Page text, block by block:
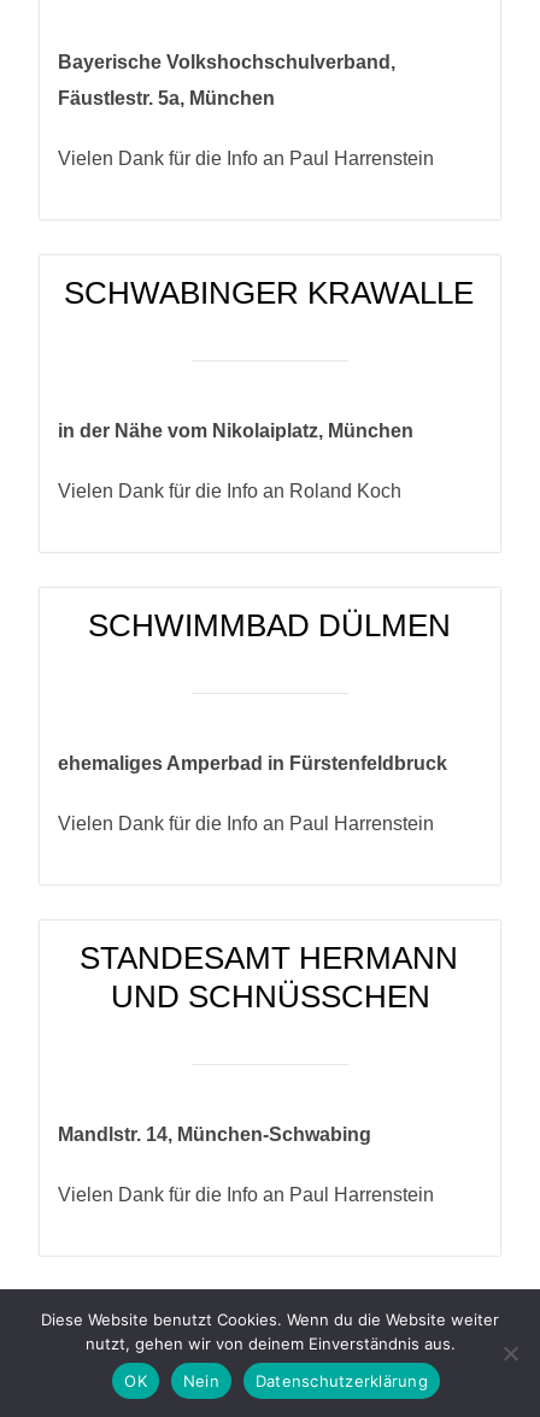
Bayerische Volkshochschulverband,
Fäustlestr. 5a, München
Vielen Dank für die Info an Paul Harrenstein
SCHWABINGER KRAWALLE
in der Nähe vom Nikolaiplatz, München
Vielen Dank für die Info an Roland Koch
SCHWIMMBAD DÜLMEN
ehemaliges Amperbad in Fürstenfeldbruck
Vielen Dank für die Info an Paul Harrenstein
STANDESAMT HERMANN
UND SCHNÜSSCHEN
Mandlstr. 14, München-Schwabing
Vielen Dank für die Info an Paul Harrenstein
STRASSE IN ROSENHEIM
Diese Website benutzt Cookies. Wenn du die Website weiter
nutzt, gehen wir von deinem Einverständnis aus.
OK
Nein Datenschutzerklärung